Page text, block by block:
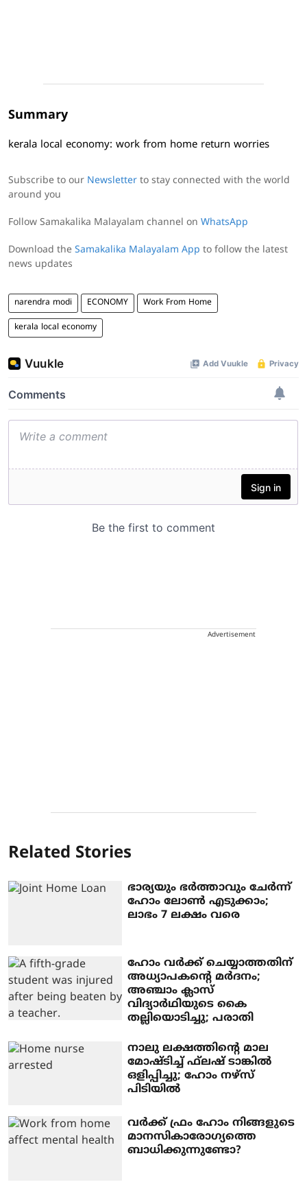
Summary
kerala local economy: work from home return worries
Subscribe to our Newsletter to stay connected with the world
around you
Follow Samakalika Malayalam channel on WhatsApp
Download the Samakalika Malayalam App to follow the latest
news updates
narendra modi ECONOMY Work From Home
kerala local economy
Advertisement
Related Stories
ഭാര്യയും ഭർത്താവും ചേർന്ന്
ഹോം ലോൺ എടുക്കാം;
ലാഭം 7 ലക്ഷം വരെ
ഹോം വര്‍ക്ക് ചെയ്യാത്തതിന്‌
അധ്യാപകന്റെ മര്‍ദനം;
അഞ്ചാം ക്ലാസ്
വിദ്യാര്‍ഥിയുടെ കൈ
തല്ലിയൊടിച്ചു; പരാതി
നാലു ലക്ഷത്തിന്റെ മാല
മോഷ്ടിച്ച് ഫ്‌ലഷ് ടാങ്കില്‍
ഒളിപ്പിച്ചു; ഹോം നഴ്‌സ്
പിടിയില്‍
വർക്ക് ഫ്രം ഹോം നിങ്ങളുടെ
മാനസികാരോഗ്യത്തെ
ബാധിക്കുന്നുണ്ടോ?